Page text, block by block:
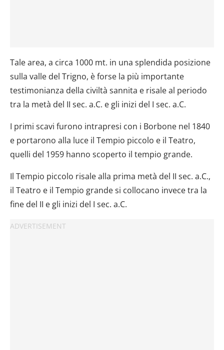
Tale area, a circa 1000 mt. in una splendida posizione
sulla valle del Trigno, è forse la più importante
testimonianza della civiltà sannita e risale al periodo
tra la metà del II sec. a.C. e gli inizi del I sec. a.C.
I primi scavi furono intrapresi con i Borbone nel 1840
e portarono alla luce il Tempio piccolo e il Teatro,
quelli del 1959 hanno scoperto il tempio grande.
Il Tempio piccolo risale alla prima metà del II sec. a.C.,
il Teatro e il Tempio grande si collocano invece tra la
fine del II e gli inizi del I sec. a.C.